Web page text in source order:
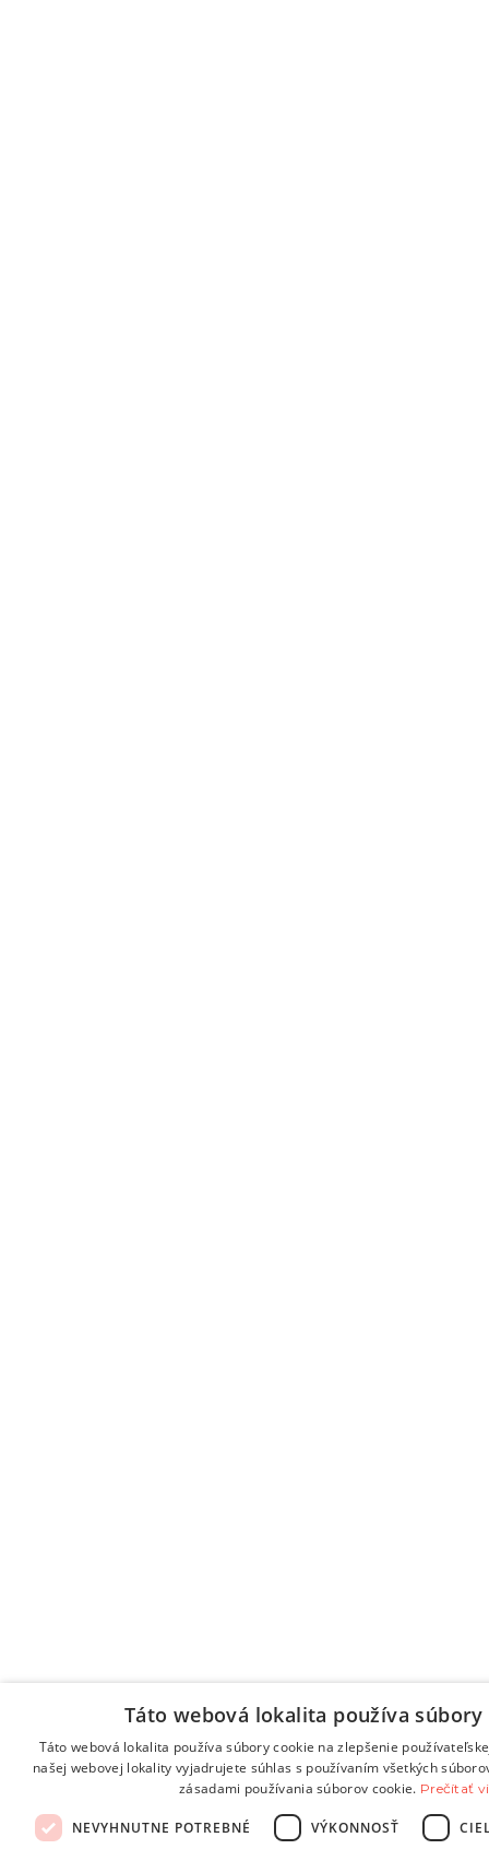
Táto webová lokalita používa súbory
Táto webová lokalita používa súbory cookie na zlepšenie
našej webovej lokality vyjadrujete súhlas s používaním všetkých
zásadami používania súborov cookie. Prečítať
NEVYHNUTNE POTREBNÉ VÝKONNOSŤ